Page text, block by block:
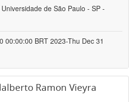
Universidade de São Paulo - SP -
00:00:00 BRT 2023-Thu Dec 31
Ramon Vieyra